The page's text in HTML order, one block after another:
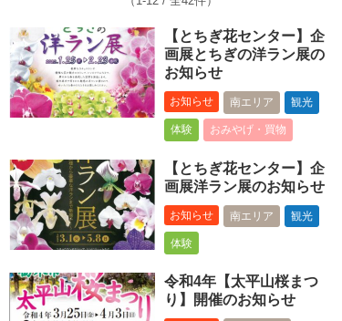
【とちぎ花センター】企
画展とちぎの洋ラン展の
お知らせ
お知らせ 南エリア 観光
体験 おみやげ・買物
【とちぎ花センター】企
画展洋ラン展のお知らせ
お知らせ 南エリア 観光
体験
令和4年【太平山桜まつ
り】開催のお知らせ